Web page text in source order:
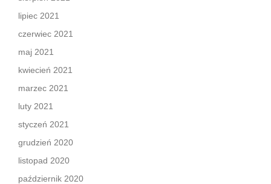
lipiec 2021
czerwiec 2021
maj 2021
kwiecień 2021
marzec 2021
luty 2021
styczeń 2021
grudzień 2020
listopad 2020
październik 2020